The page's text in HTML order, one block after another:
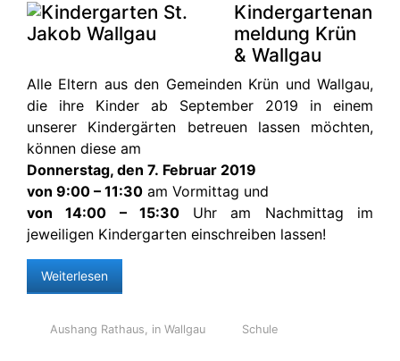
Kindergartenan
meldung Krün
& Wallgau
Alle Eltern aus den Gemeinden Krün und Wallgau,
die ihre Kinder ab September 2019 in einem
unserer Kindergärten betreuen lassen möchten,
können diese am
Donnerstag, den 7. Februar 2019
von 9:00 – 11:30 am Vormittag und
von 14:00 – 15:30Uhr am Nachmittag im
jeweiligen Kindergarten einschreiben lassen!
Weiterlesen
Aushang Rathaus, in Wallgau Schule